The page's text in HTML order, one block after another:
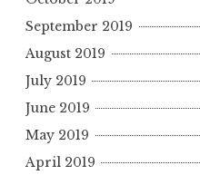
September 2019
August 2019
July 2019
June 2019
May 2019
April 2019